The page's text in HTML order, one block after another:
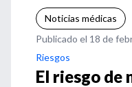
Noticias médicas
Publicado el 18 de
Riesgos
El riesgo de